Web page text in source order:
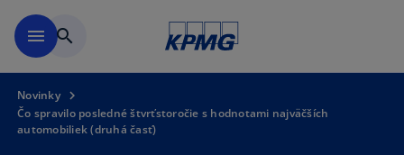
menu search
Novinky
Čo spravilo posledné štvrťstoročie s hodnotami najväčších
automobiliek (druhá časť)